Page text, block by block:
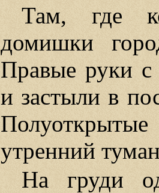
Там, где
домишки
Правые руки
и застыли в
утренний
На груди